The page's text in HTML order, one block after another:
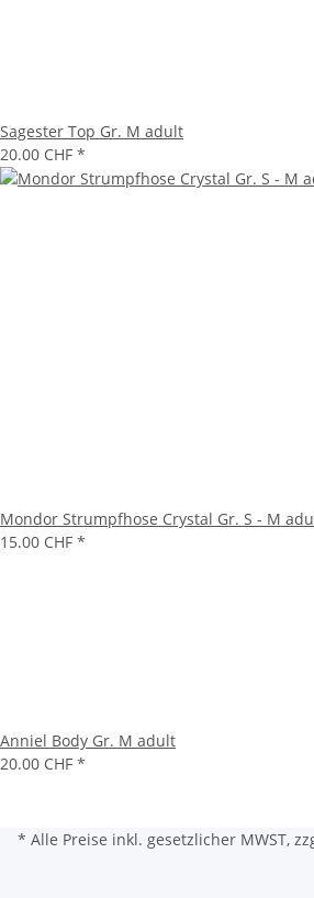
Sagester Top Gr. M adult
20.00 CHF *
Mondor Strumpfhose Crystal Gr. S - M
15.00 CHF *
Anniel Body Gr. M adult
20.00 CHF *
* Alle Preise inkl. gesetzlicher MWST,